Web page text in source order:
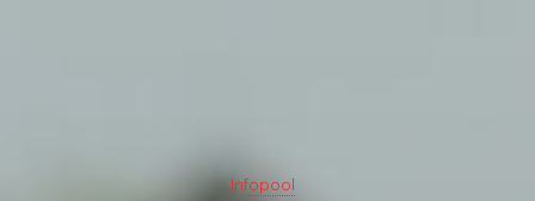
Infopool